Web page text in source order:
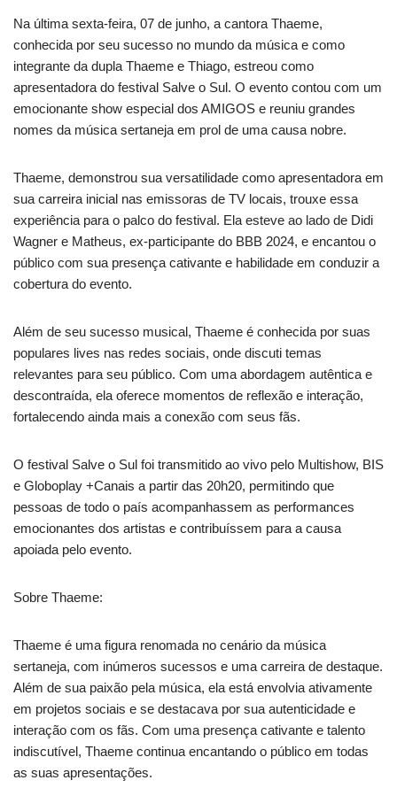
Na última sexta-feira, 07 de junho, a cantora Thaeme,
conhecida por seu sucesso no mundo da música e como
integrante da dupla Thaeme e Thiago, estreou como
apresentadora do festival Salve o Sul. O evento contou com um
emocionante show especial dos AMIGOS e reuniu grandes
nomes da música sertaneja em prol de uma causa nobre.
Thaeme, demonstrou sua versatilidade como apresentadora em
sua carreira inicial nas emissoras de TV locais, trouxe essa
experiência para o palco do festival. Ela esteve ao lado de Didi
Wagner e Matheus, ex-participante do BBB 2024, e encantou o
público com sua presença cativante e habilidade em conduzir a
cobertura do evento.
Além de seu sucesso musical, Thaeme é conhecida por suas
populares lives nas redes sociais, onde discuti temas
relevantes para seu público. Com uma abordagem autêntica e
descontraída, ela oferece momentos de reflexão e interação,
fortalecendo ainda mais a conexão com seus fãs.
O festival Salve o Sul foi transmitido ao vivo pelo Multishow, BIS
e Globoplay +Canais a partir das 20h20, permitindo que
pessoas de todo o país acompanhassem as performances
emocionantes dos artistas e contribuíssem para a causa
apoiada pelo evento.
Sobre Thaeme:
Thaeme é uma figura renomada no cenário da música
sertaneja, com inúmeros sucessos e uma carreira de destaque.
Além de sua paixão pela música, ela está envolvia ativamente
em projetos sociais e se destacava por sua autenticidade e
interação com os fãs. Com uma presença cativante e talento
indiscutível, Thaeme continua encantando o público em todas
as suas apresentações.